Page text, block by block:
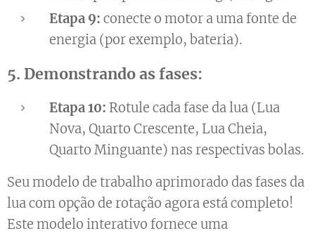
Etapa 9: conecte o motor a uma fonte de
energia (por exemplo, bateria).
5. Demonstrando as fases:
Etapa 10: Rotule cada fase da lua (Lua
Nova, Quarto Crescente, Lua Cheia,
Quarto Minguante) nas respectivas bolas.
Seu modelo de trabalho aprimorado das fases da
lua com opção de rotação agora está completo!
Este modelo interativo fornece uma